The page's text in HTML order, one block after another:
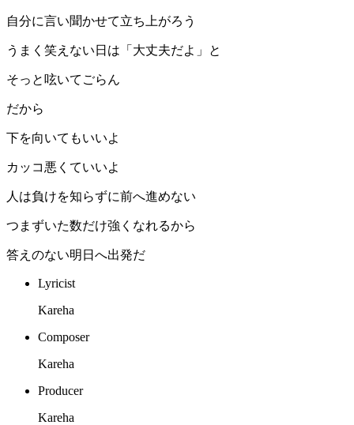
自分に言い聞かせて立ち上がろう
うまく笑えない日は「大丈夫だよ」と
そっと呟いてごらん
だから
下を向いてもいいよ
カッコ悪くていいよ
人は負けを知らずに前へ進めない
つまずいた数だけ強くなれるから
答えのない明日へ出発だ
Lyricist
Kareha
Composer
Kareha
Producer
Kareha